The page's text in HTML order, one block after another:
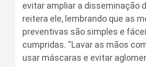
evitar ampliar a disseminação
reitera ele, lembrando que as
preventivas são simples e
cumpridas. “Lavar as mãos
usar máscaras e evitar